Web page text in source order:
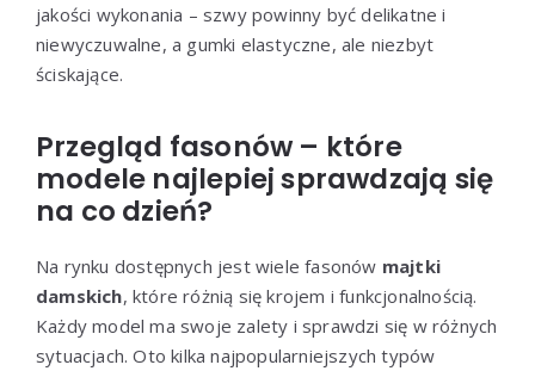
jakości wykonania – szwy powinny być delikatne i
niewyczuwalne, a gumki elastyczne, ale niezbyt
ściskające.
Przegląd fasonów – które
modele najlepiej sprawdzają się
na co dzień?
Na rynku dostępnych jest wiele fasonów majtki
damskich, które różnią się krojem i funkcjonalnością.
Każdy model ma swoje zalety i sprawdzi się w różnych
sytuacjach. Oto kilka najpopularniejszych typów